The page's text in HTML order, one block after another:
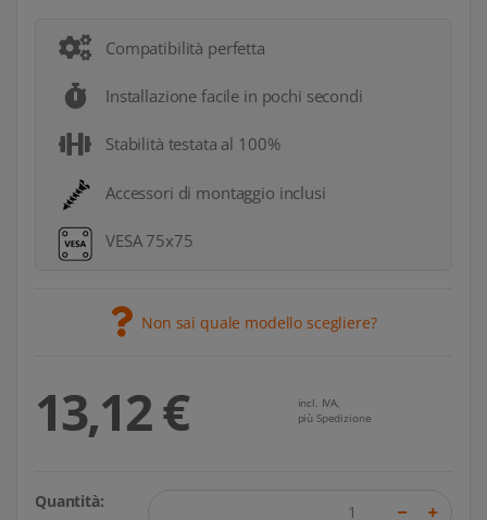
Compatibilità perfetta
Installazione facile in pochi secondi
Stabilità testata al 100%
Accessori di montaggio inclusi
VESA 75x75
Non sai quale modello scegliere?
13,12 €
incl. IVA,
più Spedizione
Quantità: